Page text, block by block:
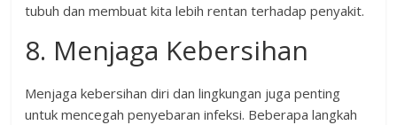
tubuh dan membuat kita lebih rentan terhadap penyakit.
8. Menjaga Kebersihan
Menjaga kebersihan diri dan lingkungan juga penting
untuk mencegah penyebaran infeksi. Beberapa langkah